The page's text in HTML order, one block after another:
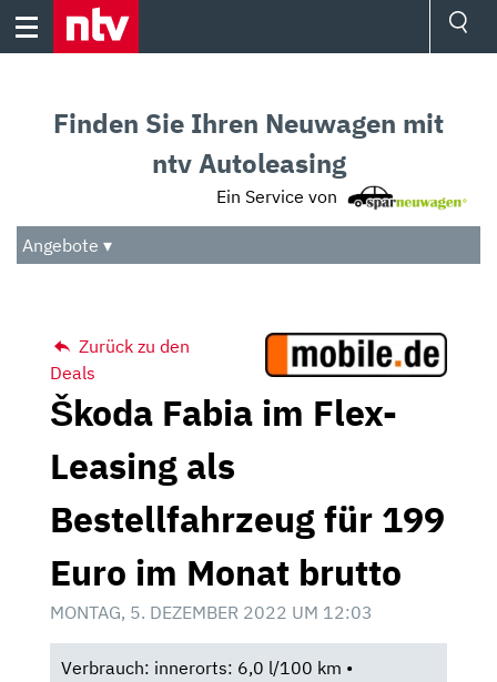
Skip
Audio
Das Beste
Finden Sie Ihren Neuwagen mit
ntv Autoleasing
Ein Service von
Angebote ▾
Zurück zu den
Deals
Škoda Fabia im Flex-
Leasing als
Bestellfahrzeug für 199
Euro im Monat brutto
MONTAG, 5. DEZEMBER 2022 UM 12:03
Verbrauch: innerorts: 6,0 l/100 km •